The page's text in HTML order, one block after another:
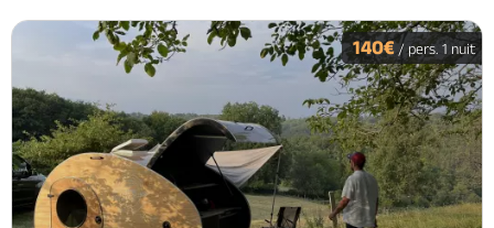
140€/ pers. 1 nuit